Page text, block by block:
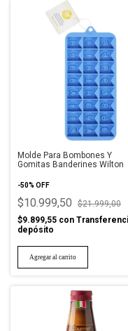
Molde Para Bombones Y
Gomitas Banderines Wilton
-50% OFF
$10.999,50
$21.999,00
$9.899,55 con
depósito